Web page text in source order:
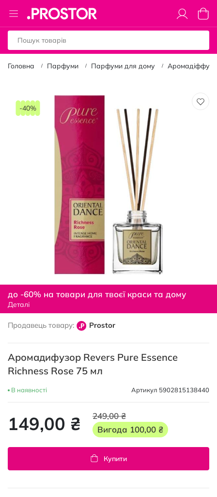
Toggle
Nav
Кошик
Головна Парфуми Парфуми для дому
кінця
-40%
початку
галереї
до -60% на товари для твоєї краси та дому
Деталі
Продавець товару: Prostor
Аромадифузор Revers Pure Essence
Richness Rose 75 мл
В наявності Артикул 5902815138440
149,00 ₴
249,00 ₴
Вигода 100,00 ₴
Купити